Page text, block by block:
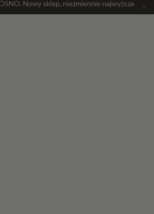
Nowy sklep, niezmiennie najwyższa